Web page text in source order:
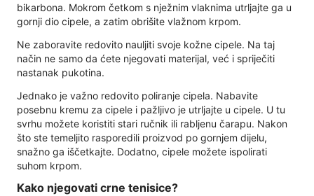
bikarbona. Mokrom četkom s nježnim vlaknima utrljajte ga u
gornji dio cipele, a zatim obrišite vlažnom krpom.
Ne zaboravite redovito nauljiti svoje kožne cipele. Na taj
način ne samo da ćete njegovati materijal, već i spriječiti
nastanak pukotina.
Jednako je važno redovito poliranje cipela. Nabavite
posebnu kremu za cipele i pažljivo je utrljajte u cipele. U tu
svrhu možete koristiti stari ručnik ili rabljenu čarapu. Nakon
što ste temeljito rasporedili proizvod po gornjem dijelu,
snažno ga iščetkajte. Dodatno, cipele možete ispolirati
suhom krpom.
Kako njegovati crne tenisice?